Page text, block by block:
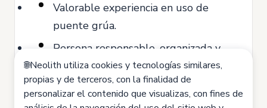
Valorable experiencia en uso de
puente grúa.
Persona responsable, organizada y
con capacidad para trabajar en
equipo.
🌐Neolith utiliza cookies y tecnologías similares,
propias y de terceros, con la finalidad de
personalizar el contenido que visualizas, con fines de